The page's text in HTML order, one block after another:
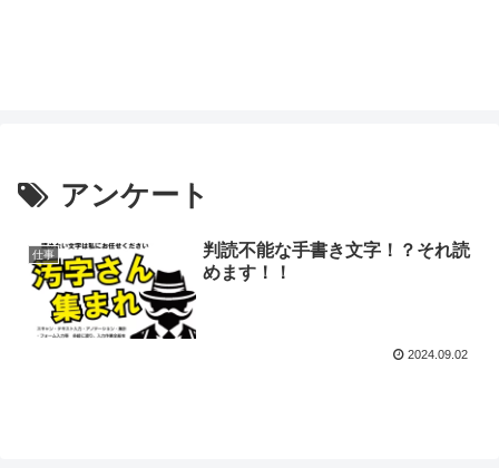
アンケート
仕事
判読不能な手書き文字！？それ読
めます！！
2024.09.02